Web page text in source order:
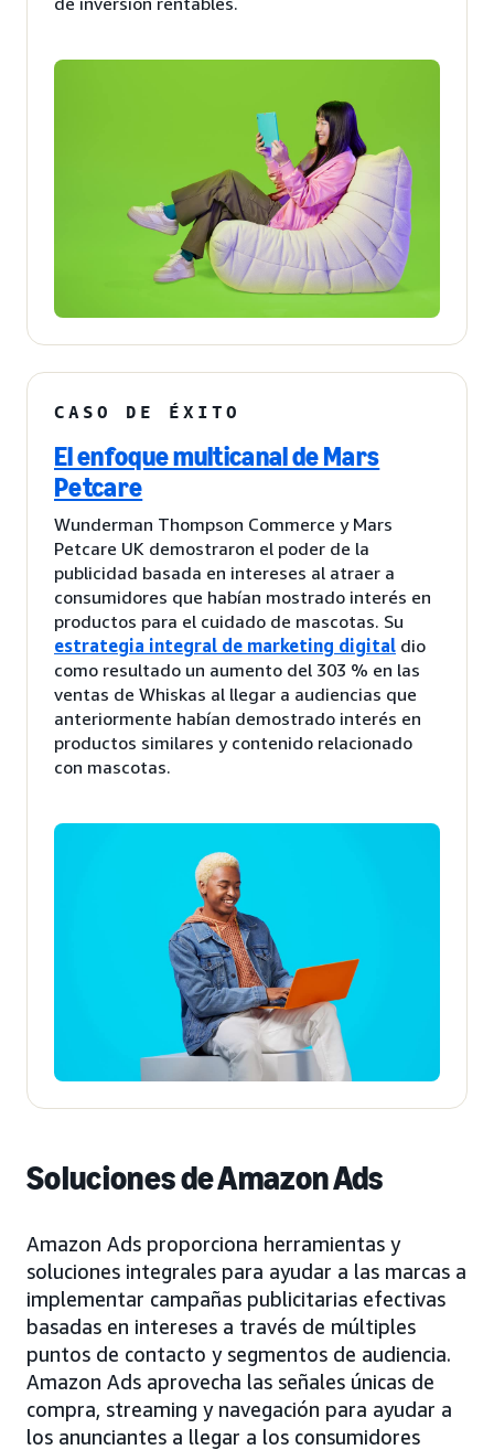
CASO DE ÉXITO
El enfoque multicanal de Mars
Petcare
Wunderman Thompson Commerce y Mars
Petcare UK demostraron el poder de la
publicidad basada en intereses al atraer a
consumidores que habían mostrado interés en
productos para el cuidado de mascotas. Su
estrategia integral de marketing digital dio
como resultado un aumento del 303 % en las
ventas de Whiskas al llegar a audiencias que
anteriormente habían demostrado interés en
productos similares y contenido relacionado
con mascotas.
Soluciones de Amazon Ads
Amazon Ads proporciona herramientas y
soluciones integrales para ayudar a las marcas a
implementar campañas publicitarias efectivas
basadas en intereses a través de múltiples
puntos de contacto y segmentos de audiencia.
Amazon Ads aprovecha las señales únicas de
compra, streaming y navegación para ayudar a
los anunciantes a llegar a los consumidores